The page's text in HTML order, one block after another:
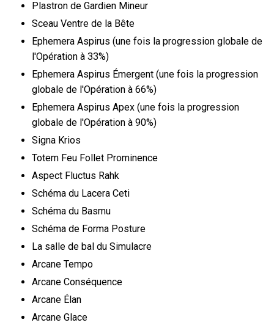
Plastron de Gardien Mineur
Sceau Ventre de la Bête
Ephemera Aspirus (une fois la progression globale de
l'Opération à 33%)
Ephemera Aspirus Émergent (une fois la progression
globale de l'Opération à 66%)
Ephemera Aspirus Apex (une fois la progression
globale de l'Opération à 90%)
Signa Krios
Totem Feu Follet Prominence
Aspect Fluctus Rahk
Schéma du Lacera Ceti
Schéma du Basmu
Schéma de Forma Posture
La salle de bal du Simulacre
Arcane Tempo
Arcane Conséquence
Arcane Élan
Arcane Glace